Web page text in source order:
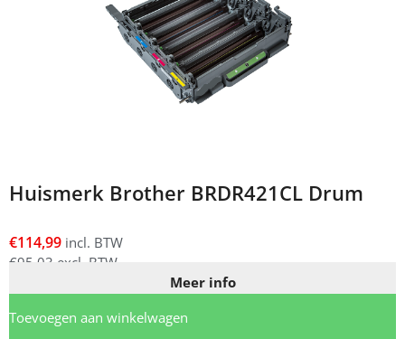
Huismerk Brother BRDR421CL Drum
€114,99 incl. BTW
€95,03 excl. BTW
Meer info
Toevoegen aan winkelwagen